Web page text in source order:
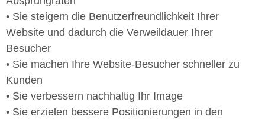
• Sie steigern die Benutzerfreundlichkeit Ihrer
Website und dadurch die Verweildauer Ihrer
Besucher
• Sie machen Ihre Website-Besucher schneller zu
Kunden
• Sie verbessern nachhaltig Ihr Image
• Sie erzielen bessere Positionierungen in den